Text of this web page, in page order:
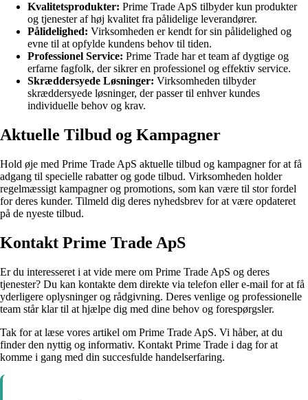
Kvalitetsprodukter: Prime Trade ApS tilbyder kun produkter
og tjenester af høj kvalitet fra pålidelige leverandører.
Pålidelighed: Virksomheden er kendt for sin pålidelighed og
evne til at opfylde kundens behov til tiden.
Professionel Service: Prime Trade har et team af dygtige og
erfarne fagfolk, der sikrer en professionel og effektiv service.
Skræddersyede Løsninger: Virksomheden tilbyder
skræddersyede løsninger, der passer til enhver kundes
individuelle behov og krav.
Aktuelle Tilbud og Kampagner
Hold øje med Prime Trade ApS aktuelle tilbud og kampagner for at få
adgang til specielle rabatter og gode tilbud. Virksomheden holder
regelmæssigt kampagner og promotions, som kan være til stor fordel
for deres kunder. Tilmeld dig deres nyhedsbrev for at være opdateret
på de nyeste tilbud.
Kontakt Prime Trade ApS
Er du interesseret i at vide mere om Prime Trade ApS og deres
tjenester? Du kan kontakte dem direkte via telefon eller e-mail for at få
yderligere oplysninger og rådgivning. Deres venlige og professionelle
team står klar til at hjælpe dig med dine behov og forespørgsler.
Tak for at læse vores artikel om Prime Trade ApS. Vi håber, at du
finder den nyttig og informativ. Kontakt Prime Trade i dag for at
komme i gang med din succesfulde handelserfaring.